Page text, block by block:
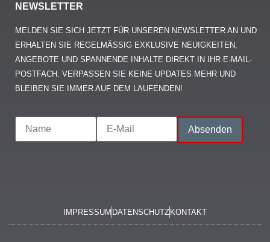
NEWSLETTER
MELDEN SIE SICH JETZT FÜR UNSEREN NEWSLETTER AN UND
ERHALTEN SIE REGELMÄSSIG EXKLUSIVE NEUIGKEITEN, A
NGEBOTE UND SPANNENDE INHALTE DIREKT IN IHR E-MAIL-P
OSTFACH. VERPASSEN SIE KEINE UPDATES MEHR UND B
LEIBEN SIE IMMER AUF DEM LAUFENDEN!
IMPRESSUM DATENSCHUTZKONTAKT